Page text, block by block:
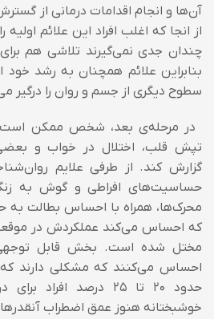
آن‌ها و انجام اقدامات درمانی از
از انجا که اغلب افراد این علائم
چندان جدی نمی‌گیرند تلاشی هم
بنابراین علائم همچنان به رشد خود
سطوح دیگری از جسم و روان را درگیر
در مرحله‌ی بعد، شخص ممکن است
تپش قلب، اختلال در خواب و بعضی
گزارش کند. از طرفی علایم
حساسیت‌های افراطی و گوش به
محرک‌ها، همراه با احساس بطالت
که احساس می‌کند عملکردش در
مختل شده است. بخش قابل توجهی
احساس می‌کنند که مشکلی دارند که
حدود ۲۰ تا ۲۵ درصد
خوشبختانه هنوز عمق اضطراب آنقدرها